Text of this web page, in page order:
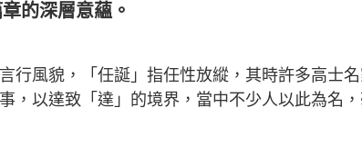
的深層意蘊。
行風貌，「任誕」指任性放縱，其時許多高士
，以達致「達」的境界，當中不少人以此為名